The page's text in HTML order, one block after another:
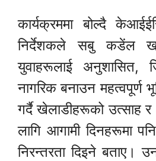
कार्यक्रममा बोल्दै
निर्देशकले सबु कडेंल
युवाहरूलाई अनुशासित,
नागरिक बनाउन
गर्दै खेलाडीहरूको उत्साह र
लागि आगामी दिनहरूमा
निरन्तरता दिइने बताए।